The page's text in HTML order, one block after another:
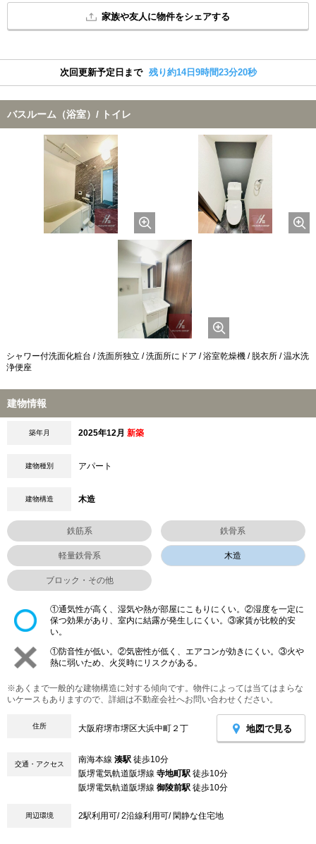
家族や友人に物件をシェアする
次回更新予定日まで 残り約14日9時間23分20秒
バスルーム（浴室）/ トイレ
シャワー付洗面化粧台 / 洗面所独立 / 洗面所にドア / 浴室乾燥機 / 脱衣所 / 温水洗
浄便座
建物情報
築年月 2025年12月 新築
建物種別 アパート
建物構造 木造
鉄筋系 鉄骨系
軽量鉄骨系 木造
ブロック・その他
①通気性が高く、湿気や熱が部屋にこもりにくい。②湿度を一定に
保つ効果があり、室内に結露が発生しにくい。③家賃が比較的安
い。
①防音性が低い。②気密性が低く、エアコンが効きにくい。③火や
熱に弱いため、火災時にリスクがある。
※あくまで一般的な建物構造に対する傾向です。物件によっては当てはまらな
いケースもありますので、詳細は不動産会社へお問い合わせください。
住所 大阪府堺市堺区大浜中町２丁 地図で見る
交通・アクセス 南海本線 湊駅 徒歩10分
阪堺電気軌道阪堺線 寺地町駅 徒歩10分
阪堺電気軌道阪堺線 御陵前駅 徒歩10分
周辺環境 2駅利用可/ 2沿線利用可/ 閑静な住宅地